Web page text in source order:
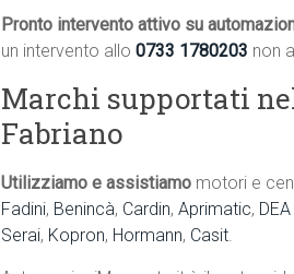
Pronto intervento attivo su
un intervento allo 0733 1780203 non
Marchi supportati
Fabriano
Utilizziamo e assistiamo motori e
Fadini, Benincà, Cardin, Aprimatic,
Serai, Kopron, Hormann, Casit.